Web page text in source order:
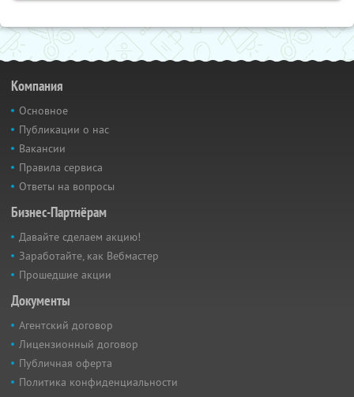
Компания
Основное
Публикации о нас
Вакансии
Правила сервиса
Ответы на вопросы
Бизнес-Партнёрам
Давайте сделаем акцию!
Заработайте, как Вебмастер
Прошедшие акции
Документы
Агентский договор
Лицензионный договор
Публичная оферта
Политика конфиденциальности